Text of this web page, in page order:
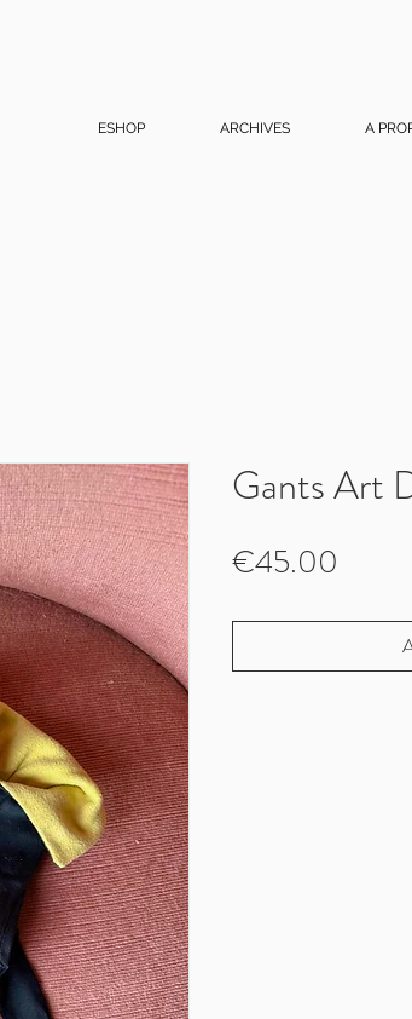
ESHOP ARCHIVES A
Gants Art
€45.00